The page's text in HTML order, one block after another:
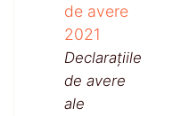
de avere
2021
Declarațiile
de avere
ale